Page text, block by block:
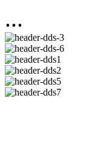
...